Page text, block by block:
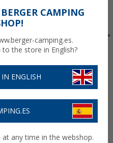
1500603082
CAMPING
camping.es.
the store in English?
ENGLISH
at any time in the webshop.